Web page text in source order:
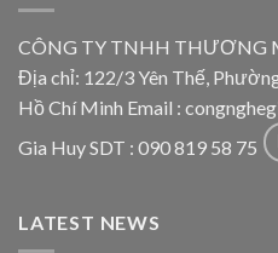
CÔNG TY TNHH THƯƠNG
Địa chỉ: 122/3 Yên Thế,
Hồ Chí Minh Email :
Gia Huy SDT : 090 819 58 75
LATEST NEWS